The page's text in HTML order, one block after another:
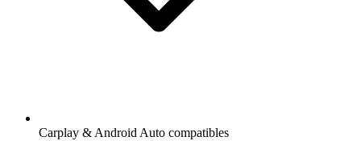
Carplay & Android Auto compatibles